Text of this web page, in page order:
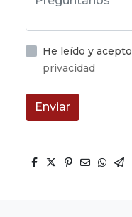
He leído y acepto
privacidad
Enviar